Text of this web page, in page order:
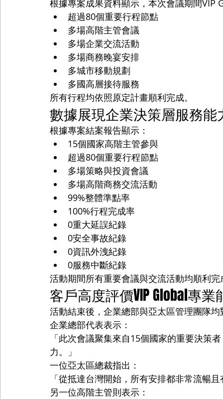
根據專案成果資料顯示，本次會議期間VIP
超過80個重要行程節點
多場高階主管會議
多場企業交流活動
多場商務晚宴安排
多城市移動規劃
多國高層接待服務
所有行程均依照原定計畫順利完成。
數據展現企業決策層服務能
根據專案結案報告顯示：
15個國家高階主管參與
超過80個重要行程節點
多場策略與投資會議
多場高階商務交流活動
99%整體準點率
100%行程完成率
0重大延誤紀錄
0安全事故紀錄
0資訊外洩紀錄
0服務中斷紀錄
活動期間所有重要會議與交流活動均順利完
客戶高度評價VIP Global專業
活動結束後，企業總部與亞太區管理團隊
企業總部代表表示：
「此次會議聚集來自15個國家的重要決策
力。」
一位亞太區總裁指出：
「從抵達台灣開始，所有安排都非常流暢
另一位高階主管則表示：